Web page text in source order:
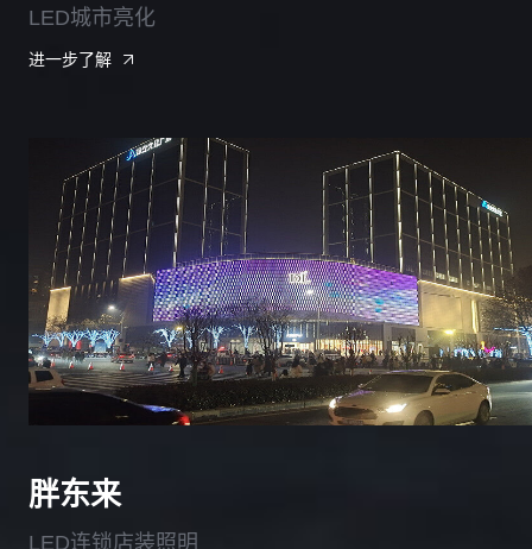
LED城市亮化
进一步了解
胖东来
LED连锁店装照明